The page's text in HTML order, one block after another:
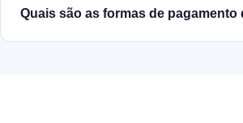
Quais são as formas de